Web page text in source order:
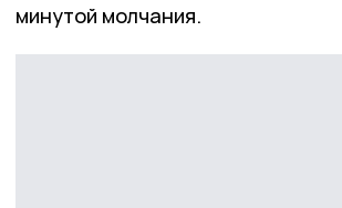
минутой молчания.